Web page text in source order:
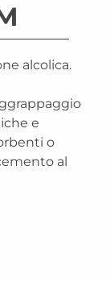
alcolica.
e
o
al